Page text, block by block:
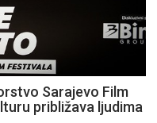
Sarajevo Film
približava ljudima